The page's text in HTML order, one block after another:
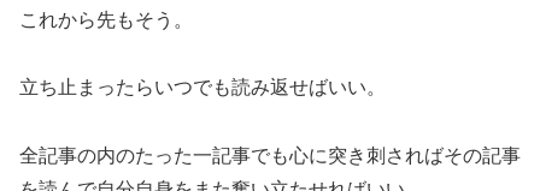
これから先もそう。
立ち止まったらいつでも読み返せばいい。
全記事の内のたった一記事でも心に突き刺さればその記事